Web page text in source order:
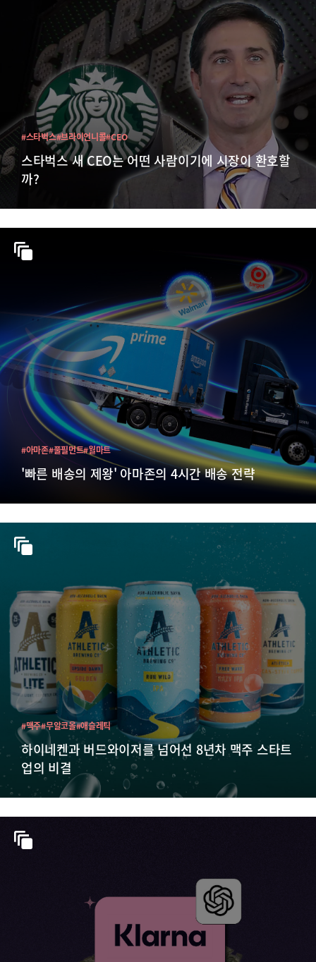
스타벅스 새 CEO는 어떤 사람이기에 시장이 환호할
까?
#스타벅스#브라이언니콜#CEO
'빠른 배송의 제왕' 아마존의 4시간 배송 전략
#아마존#풀필먼트#월마트
하이네켄과 버드와이저를 넘어선 8년차 맥주 스타트
업의 비결
#맥주#무알코올#애슬레틱